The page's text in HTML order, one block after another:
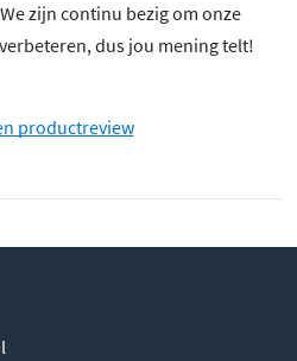
zijn continu bezig om onze
dus jou mening telt!
productreview